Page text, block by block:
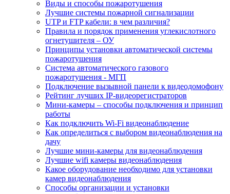
Виды и способы пожаротушения
Лучшие системы пожарной сигнализации
UTP и FTP кабели: в чем различия?
Правила и порядок применения углекислотного
огнетушителя – ОУ
Принципы установки автоматической системы
пожаротушения
Система автоматического газового
пожаротушения - МГП
Подключение вызывной панели к видеодомофону
Рейтинг лучших IP-видеорегистраторов
Мини-камеры – способы подключения и принцип
работы
Как подключить Wi-Fi видеонаблюдение
Как определиться с выбором видеонаблюдения на
дачу
Лучшие мини-камеры для видеонаблюдения
Лучшие wifi камеры видеонаблюдения
Какое оборудование необходимо для установки
камер видеонаблюдения
Способы организации и установки